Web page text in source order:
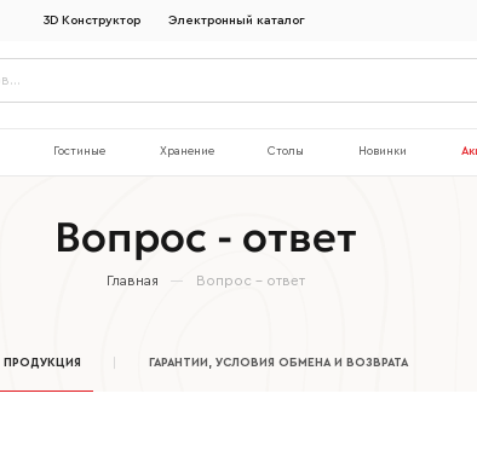
3D Конструктор Электронный каталог
Гостиные Хранение Столы Новинки
Вопрос - ответ
Главная Вопрос - ответ
ПРОДУКЦИЯ ГАРАНТИИ, УСЛОВИЯ ОБМЕНА И ВОЗВРАТА